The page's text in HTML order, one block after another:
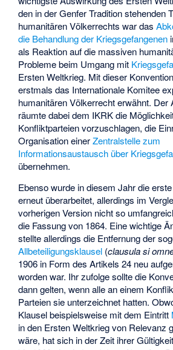
den in der Genfer Tradition stehenden
humanitären Völkerrechts war das
die Behandlung der Kriegsgefangenen
als Reaktion auf die massiven
Probleme beim Umgang mit
Ersten Weltkrieg. Mit dieser
erstmals das Internationale Komitee
humanitären Völkerrecht erwähnt. Der
räumte dabei dem IKRK die
Konfliktparteien vorzuschlagen, die
Organisation einerZentralstelle zum
Informationsaustausch über
übernehmen.
Ebenso wurde in diesem Jahr die
erneut überarbeitet, allerdings im
vorherigen Version nicht so
die Fassung von 1864. Eine wichtige
stellte allerdings die Entfernung der
Allbeteiligungsklausel (clausula si
1906 in Form des Artikels 24 neu
worden war. Ihr zufolge sollte die
dann gelten, wenn alle an einem
Parteien sie unterzeichnet hatten.
Klausel beispielsweise mit dem Eintritt
in den Ersten Weltkrieg von Relevanz
wäre, hat sich in der Zeit ihrer